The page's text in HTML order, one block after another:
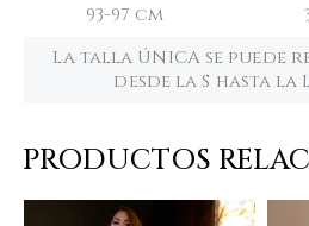
93-97 cm
La talla ÚNICA se puede
desde la S hasta la
PRODUCTOS